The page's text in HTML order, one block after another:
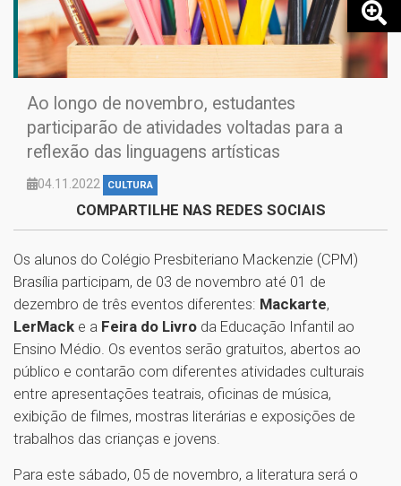
Ao longo de novembro, estudantes
participarão de atividades voltadas para a
reflexão das linguagens artísticas
04.11.2022 CULTURA
COMPARTILHE NAS REDES SOCIAIS
Os alunos do Colégio Presbiteriano Mackenzie (CPM)
Brasília participam, de 03 de novembro até 01 de
dezembro de três eventos diferentes: Mackarte,
LerMack e a Feira do Livro da Educação Infantil ao
Ensino Médio. Os eventos serão gratuitos, abertos ao
público e contarão com diferentes atividades culturais
entre apresentações teatrais, oficinas de música,
exibição de filmes, mostras literárias e exposições de
trabalhos das crianças e jovens.
Para este sábado, 05 de novembro, a literatura será o